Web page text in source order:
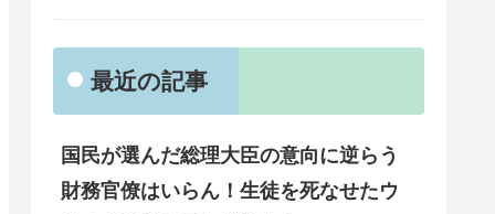
最近の記事
国民が選んだ総理大臣の意向に逆らう
財務官僚はいらん！生徒を死なせたウ